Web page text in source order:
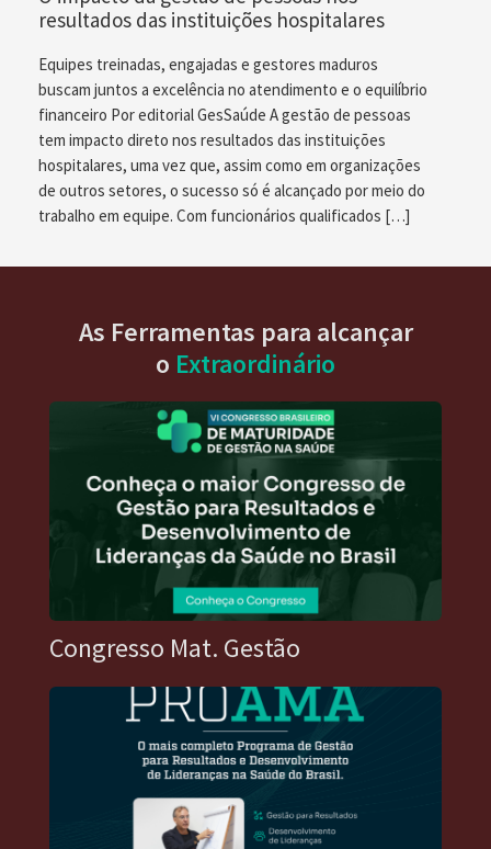
resultados das instituições hospitalares
Equipes treinadas, engajadas e gestores maduros
buscam juntos a excelência no atendimento e o equilíbrio
financeiro Por editorial GesSaúde A gestão de pessoas
tem impacto direto nos resultados das instituições
hospitalares, uma vez que, assim como em organizações
de outros setores, o sucesso só é alcançado por meio do
trabalho em equipe. Com funcionários qualificados […]
As Ferramentas para alcançar
o Extraordinário
Congresso Mat. Gestão